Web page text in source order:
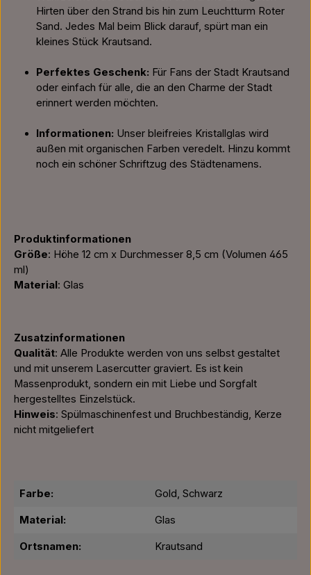
Hirten über den Strand bis hin zum Leuchtturm Roter
Sand. Jedes Mal beim Blick darauf, spürt man ein
kleines Stück Krautsand.
Perfektes Geschenk: Für Fans der Stadt Krautsand
oder einfach für alle, die an den Charme der Stadt
erinnert werden möchten.
Informationen: Unser bleifreies Kristallglas wird
außen mit organischen Farben veredelt. Hinzu kommt
noch ein schöner Schriftzug des Städtenamens.
Produktinformationen
Größe: Höhe 12 cm x Durchmesser 8,5 cm (Volumen 465
ml)
Material: Glas
Zusatzinformationen
Qualität: Alle Produkte werden von uns selbst gestaltet
und mit unserem Lasercutter graviert. Es ist kein
Massenprodukt, sondern ein mit Liebe und Sorgfalt
hergestelltes Einzelstück.
Hinweis: Spülmaschinenfest und Bruchbeständig, Kerze
nicht mitgeliefert
Farbe: Gold, Schwarz
Material: Glas
Ortsnamen: Krautsand